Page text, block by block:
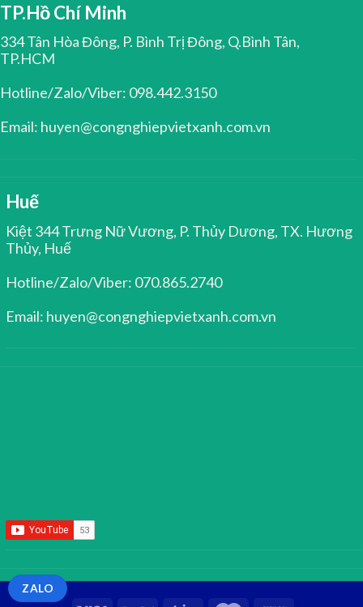
TP.Hồ Chí Minh
334 Tân Hòa Đông, P. Bình Trị Đông, Q.Bình Tân,
TP.HCM
Hotline/Zalo/Viber: 098.442.3150
Email: huyen@congnghiepvietxanh.com.vn
Huế
Kiệt 344 Trưng Nữ Vương, P. Thủy Dương, TX. Hương
Thủy, Huế
Hotline/Zalo/Viber: 070.865.2740
Email: huyen@congnghiepvietxanh.com.vn
ZALO